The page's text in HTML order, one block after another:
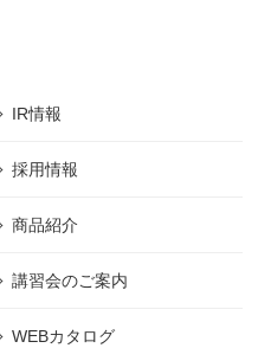
IR情報
採用情報
商品紹介
講習会のご案内
WEBカタログ